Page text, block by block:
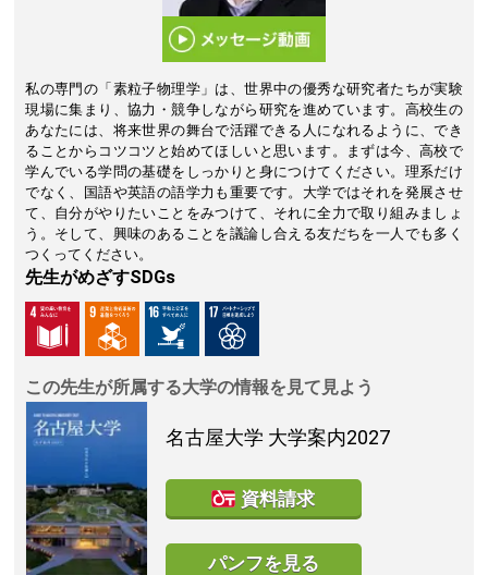
私の専門の「素粒子物理学」は、世界中の優秀な研究者たちが実験
現場に集まり、協力・競争しながら研究を進めています。高校生の
あなたには、将来世界の舞台で活躍できる人になれるように、でき
ることからコツコツと始めてほしいと思います。まずは今、高校で
学んでいる学問の基礎をしっかりと身につけてください。理系だけ
でなく、国語や英語の語学力も重要です。大学ではそれを発展させ
て、自分がやりたいことをみつけて、それに全力で取り組みましょ
う。そして、興味のあることを議論し合える友だちを一人でも多く
つくってください。
先生がめざすSDGs
この先生が所属する大学の情報を見て見よう
名古屋大学 大学案内2027
資料請求
パンフを見る